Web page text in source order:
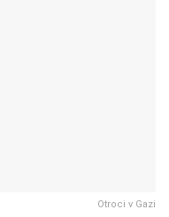
Otroci v Gazi